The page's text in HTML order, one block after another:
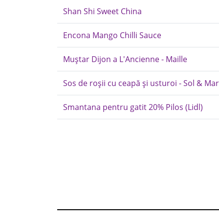
Shan Shi Sweet China
Encona Mango Chilli Sauce
Muștar Dijon a L'Ancienne - Maille
Sos de roșii cu ceapă și usturoi - Sol & Mar
Smantana pentru gatit 20% Pilos (Lidl)